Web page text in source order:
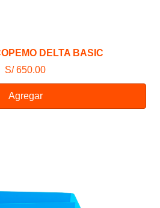
DELTA BASIC
S/ 650.00
Agregar